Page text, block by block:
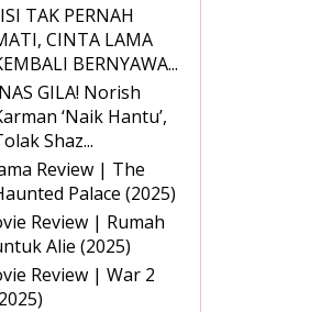
TAK PERNAH
CINTA LAMA
BERNYAWA...
GILA! Norish
‘Naik Hantu’,
Shaz...
Review | The
Palace (2025)
Review | Rumah
Alie (2025)
Review | War 2